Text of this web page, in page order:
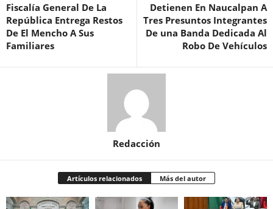
Fiscalía General De La
República Entrega Restos
De El Mencho A Sus
Familiares
Detienen En Naucalpan A
Tres Presuntos Integrantes
De una Banda Dedicada Al
Robo De Vehículos
Redacción
Artículos relacionados Más del autor